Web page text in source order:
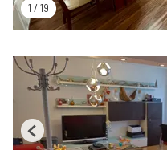
1 / 19
Previous